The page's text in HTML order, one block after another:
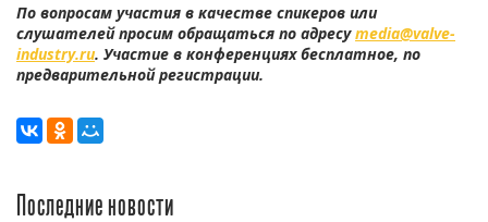
По вопросам участия в качестве спикеров или
слушателей просим обращаться по адресуmedia@valve-
industry.ru. Участие в конференциях бесплатное, по
предварительной регистрации.
Последние новости